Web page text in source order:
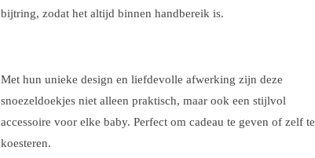
bijtring, zodat het altijd binnen handbereik is.
Met hun unieke design en liefdevolle afwerking zijn deze
snoezeldoekjes niet alleen praktisch, maar ook een stijlvol
accessoire voor elke baby. Perfect om cadeau te geven of zelf te
koesteren.